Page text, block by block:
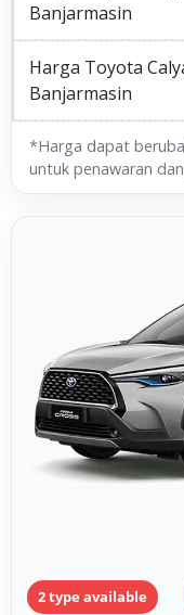
Banjarmasin
Harga Toyota
Banjarmasin
*Harga dapat
untuk penawaran
2 type available